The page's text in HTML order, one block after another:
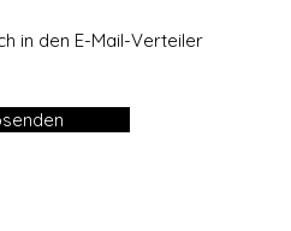
in den E-Mail-Verteiler